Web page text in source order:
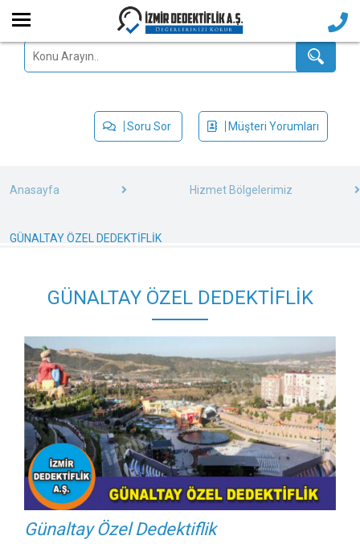
Soru Sor Müşteri Yorumları
Anasayfa Hizmet Bölgelerimiz
GÜNALTAY ÖZEL DEDEKTİFLİK
GÜNALTAY ÖZEL DEDEKTİFLİK
Günaltay Özel Dedektiflik